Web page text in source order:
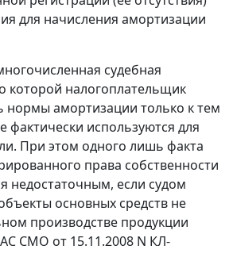
для начисления амортизации
судебная
которой налогоплательщик
нормы амортизации только к тем
фактически используются для
При этом одного лишь факта
права собственности
недостаточным, если судом
основных средств не
производстве продукции
СМО от 15.11.2008 N КЛ-